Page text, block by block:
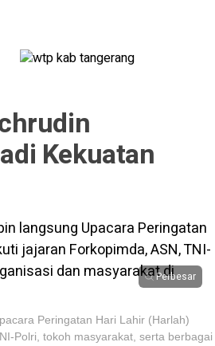
Kekuatan
Perbesar
Peringatan Hari Lahir (Harlah)
Polri, tokoh masyarakat, serta berbagai